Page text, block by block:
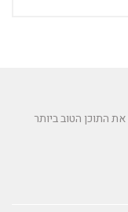
שנה מביא לכם את התוכן הטוב ביותר